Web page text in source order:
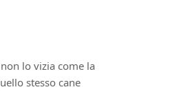
lo vizia come la
stesso cane